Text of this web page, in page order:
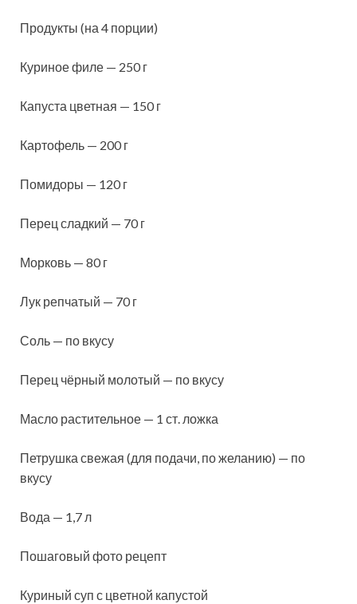
Продукты (на 4 порции)
Куриное филе — 250 г
Капуста цветная — 150 г
Картофель — 200 г
Помидоры — 120 г
Перец сладкий — 70 г
Морковь — 80 г
Лук репчатый — 70 г
Соль — по вкусу
Перец чёрный молотый — по вкусу
Масло растительное — 1 ст. ложка
Петрушка свежая (для подачи, по желанию) — по
вкусу
Вода — 1,7 л
Пошаговый фото рецепт
Куриный суп с цветной капустой